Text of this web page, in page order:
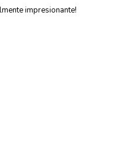
impresionante!